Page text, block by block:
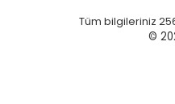
Tüm bilgileriniz
©